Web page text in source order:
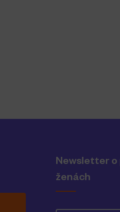
Newsletter o
ženách